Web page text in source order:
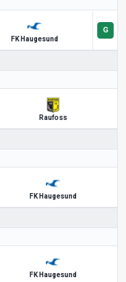
FK Haugesund
Raufoss
FK Haugesund
FK Haugesund